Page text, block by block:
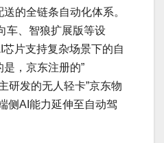
的全链条自动化体系。
车、智狼扩展版等设
片支持复杂场景下的自
，京东注册的”
研发的无人轻卡”京东物
侧AI能力延伸至自动驾